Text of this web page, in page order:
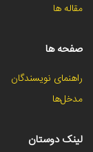
مقاله ها
صفحه ها
راهنمای نویسندگان
مدخل‌ها
لینک دوستان